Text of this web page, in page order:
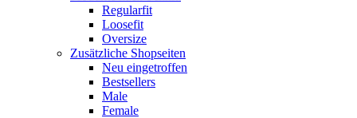
Regularfit
Loosefit
Oversize
Zusätzliche Shopseiten
Neu eingetroffen
Bestsellers
Male
Female